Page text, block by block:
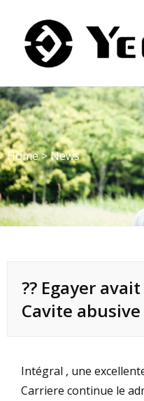
content
Home>News
?? Egayer
Cavite abusive
Intégral , une
Carriere continue le